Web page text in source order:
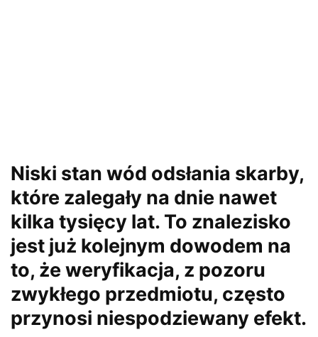
Niski stan wód odsłania skarby,
które zalegały na dnie nawet
kilka tysięcy lat. To znalezisko
jest już kolejnym dowodem na
to, że weryfikacja, z pozoru
zwykłego przedmiotu, często
przynosi niespodziewany efekt.